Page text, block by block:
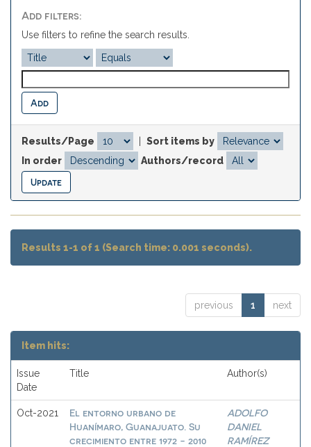
Add filters:
Use filters to refine the search results.
Results/Page
Sort items by
In order
Authors/record
Results 1-1 of 1 (Search time: 0.001 seconds).
previous 1 next
Item hits:
Issue
Date
Title Author(s)
Oct-2021
El entorno urbano de
Huanímaro, Guanajuato. Su
crecimiento entre 1972 - 2010
ADOLFO
DANIEL
RAMÍREZ